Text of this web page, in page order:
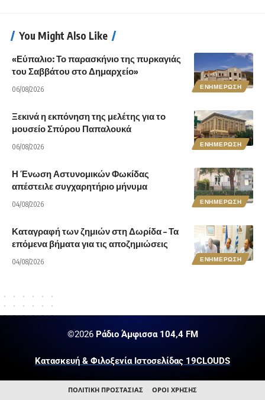
You Might Also Like
ΕΝΗΜΕΡΩΣΗ
«Εύπαλιο: Το παρασκήνιο της πυρκαγιάς
του Σαββάτου στο Δημαρχείο»
06/08/2026
ΕΝΗΜΕΡΩΣΗ
Ξεκινά η εκπόνηση της μελέτης για το
μουσείο Σπύρου Παπαλουκά
06/08/2026
ΕΝΗΜΕΡΩΣΗ
Η Ένωση Αστυνομικών Φωκίδας
απέστειλε συγχαρητήριο μήνυμα
04/08/2026
ΕΝΗΜΕΡΩΣΗ
Καταγραφή των ζημιών στη Δωρίδα – Τα
επόμενα βήματα για τις αποζημιώσεις
04/08/2026
©2026Ράδιο Άμφισσα 104,4 FM
Κατασκευή & Φιλοξενία Ιστοσελίδας 19CLOUDS
ΠΟΛΙΤΙΚΗ ΠΡΟΣΤΑΣΙΑΣ ΟΡΟΙ ΧΡΗΣΗΣ